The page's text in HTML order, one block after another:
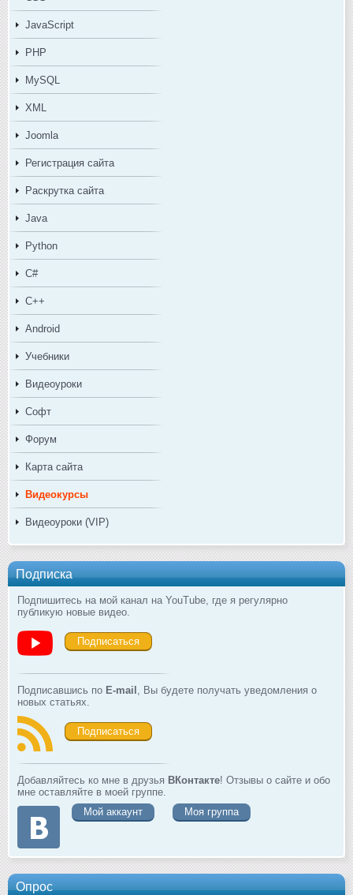
JavaScript
PHP
MySQL
XML
Joomla
Регистрация сайта
Раскрутка сайта
Java
Python
C#
C++
Android
Учебники
Видеоуроки
Софт
Форум
Карта сайта
Видеокурсы
Видеоуроки (VIP)
Подписка
Подпишитесь на мой канал на YouTube, где я регулярно
публикую новые видео.
Подписаться
Подписавшись по E-mail , Вы будете получать уведомления о
новых статьях.
Подписаться
Добавляйтесь ко мне в друзья ВКонтакте! Отзывы о сайте и обо
мне оставляйте в моей группе.
Мой аккаунт
Моя группа
Опрос